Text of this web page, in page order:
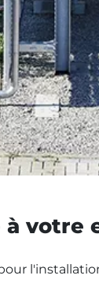
votre